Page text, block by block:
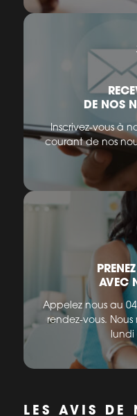
DE NOS
Inscrivez-vous à
courant de nos
AVEC
Appelez nous au
rendez-vous.
lundi
LES AVIS DE